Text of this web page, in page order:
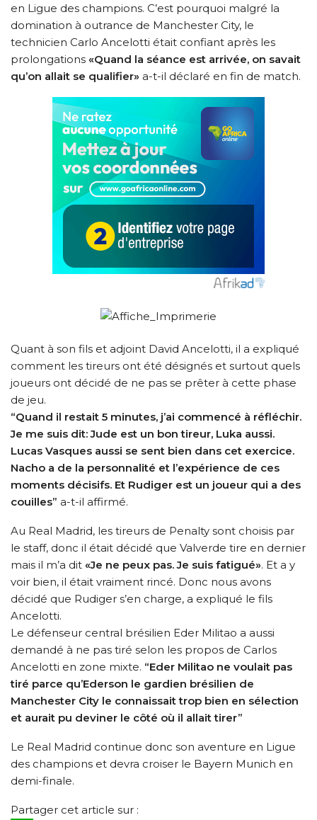
en Ligue des champions. C’est pourquoi malgré la
domination à outrance de Manchester City, le
technicien Carlo Ancelotti était confiant après les
prolongations «Quand la séance est arrivée, on savait
qu’on allait se qualifier» a-t-il déclaré en fin de match.
Quant à son fils et adjoint David Ancelotti, il a expliqué
comment les tireurs ont été désignés et surtout quels
joueurs ont décidé de ne pas se prêter à cette phase
de jeu.
“Quand il restait 5 minutes, j’ai commencé à réfléchir.
Je me suis dit: Jude est un bon tireur, Luka aussi.
Lucas Vasques aussi se sent bien dans cet exercice.
Nacho a de la personnalité et l’expérience de ces
moments décisifs. Et Rudiger est un joueur qui a des
couilles” a-t-il affirmé.
Au Real Madrid, les tireurs de Penalty sont choisis par
le staff, donc il était décidé que Valverde tire en dernier
mais il m’a dit «Je ne peux pas. Je suis fatigué». Et a y
voir bien, il était vraiment rincé. Donc nous avons
décidé que Rudiger s’en charge, a expliqué le fils
Ancelotti.
Le défenseur central brésilien Eder Militao a aussi
demandé à ne pas tiré selon les propos de Carlos
Ancelotti en zone mixte. “Eder Militao ne voulait pas
tiré parce qu’Ederson le gardien brésilien de
Manchester City le connaissait trop bien en sélection
et aurait pu deviner le côté où il allait tirer”
Le Real Madrid continue donc son aventure en Ligue
des champions et devra croiser le Bayern Munich en
demi-finale.
Partager cet article sur :